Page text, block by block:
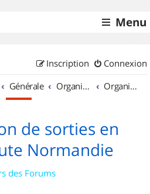
Menu
Connexion
Inscription
Générale Organisation de sorties & Recherche de partenaires Organisation de sorties en région Haute Normandie
de sorties en
Normandie
des Forums